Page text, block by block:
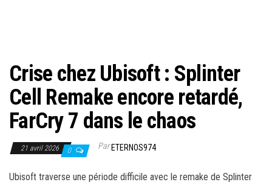
Crise chez Ubisoft : Splinter
Cell Remake encore retardé,
FarCry 7 dans le chaos
21 avril 2026 0 ParETERNOS974
Ubisoft traverse une période difficile avec le remake de Splinter